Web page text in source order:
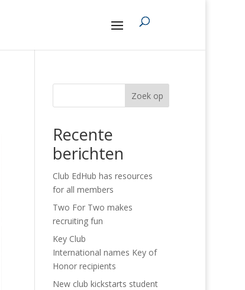
Zoek op
Recente
berichten
Club EdHub has resources
for all members
Two For Two makes
recruiting fun
Key Club
International names Key of
Honor recipients
New club kickstarts student